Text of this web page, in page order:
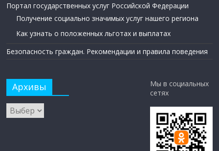
Портал государственных услуг Российской Федерации
Получение социально значимых услуг нашего региона
Как узнать о положенных льготах и выплатах
Безопасность граждан. Рекомендации и правила поведения
Архивы
Мы в социальных
сетях